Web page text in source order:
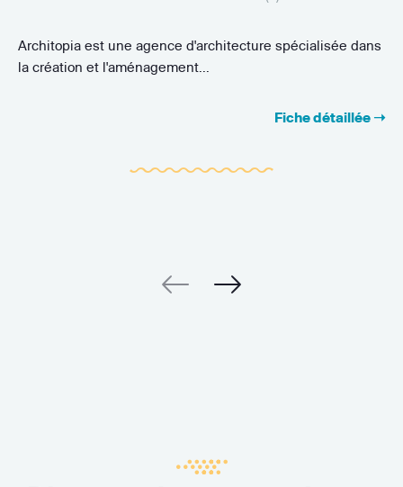
Architopia est une agence d'architecture spécialisée dans
la création et l'aménagement...
Fiche détaillée ➝